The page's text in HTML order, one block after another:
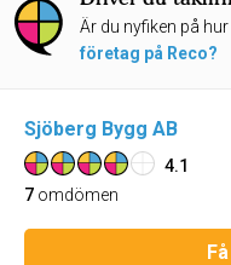
Är du nyfiken på
företag på Reco?
Sjöberg Bygg AB
4.1
7 omdömen